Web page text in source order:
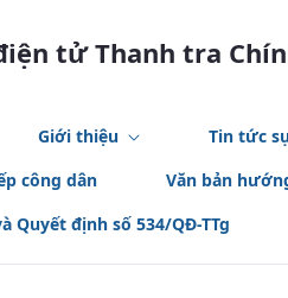
tử Thanh tra
Giới thiệu Tin tức
công dân Văn bản
Quyết định số 534/QĐ-TTg